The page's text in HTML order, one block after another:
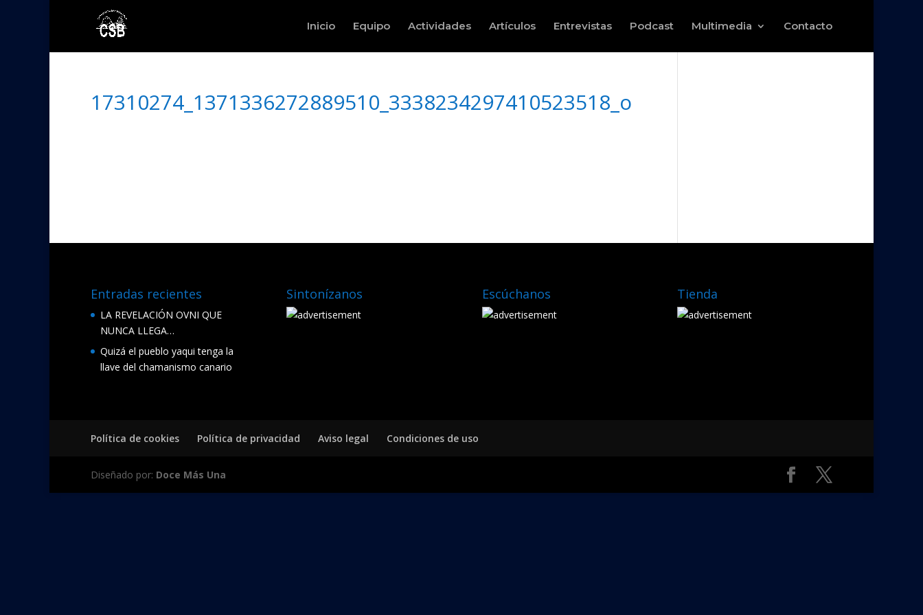
Inicio Equipo Actividades Artículos Entrevistas Podcast Multimedia Contacto
17310274_1371336272889510_3338234297410523518_o
Entradas recientes
LA REVELACIÓN OVNI QUE
NUNCA LLEGA…
Quizá el pueblo yaqui tenga la
llave del chamanismo canario
Sintonízanos Escúchanos Tienda
Política de cookies Política de privacidad Aviso legal Condiciones de uso
Diseñado por: Doce Más Una